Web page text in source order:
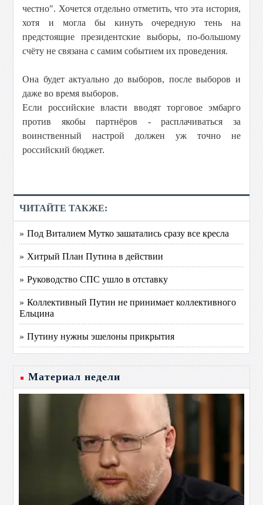
честно". Хочется отдельно отметить, что эта история,
хотя и могла бы кинуть очередную тень на
предстоящие президентские выборы, по-большому
счёту не связана с самим событием их проведения.
Она будет актуально до выборов, после выборов и
даже во время выборов.
Если российские власти вводят торговое эмбарго
против якобы партнёров - расплачиваться за
воинственный настрой должен уж точно не
российский бюджет.
ЧИТАЙТЕ ТАКЖЕ:
» Под Виталием Мутко зашатались сразу все кресла
» Хитрый План Путина в действии
» Руководство СПС ушло в отставку
» Коллективный Путин не принимает коллективного
Ельцина
» Путину нужны эшелоны прикрытия
Материал недели